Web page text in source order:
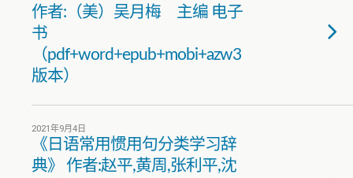
作者:（美）吴月梅 主编 电子
书
（pdf+word+epub+mobi+azw3
版本）
2021年9月4日
《日语常用惯用句分类学习辞
典》 作者:赵平,黄周,张利平,沈